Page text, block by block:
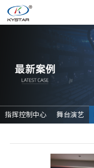
指挥控制中心 舞台演艺